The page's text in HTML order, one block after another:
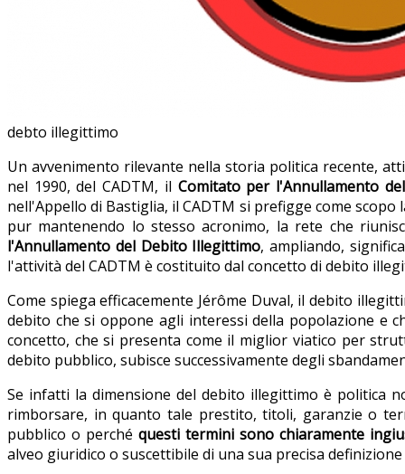
debto illegittimo
Un avvenimento rilevante nella storia politica recente,
nel 1990, del CADTM, il Comitato per l'Annullamento
nell'Appello di Bastiglia, il CADTM si prefigge come
pur mantenendo lo stesso acronimo, la rete che
l'Annullamento del Debito Illegittimo, ampliando,
l'attività del CADTM è costituito dal concetto di debito
Come spiega efficacemente Jérôme Duval, il debito
debito che si oppone agli interessi della popolazione e
concetto, che si presenta come il miglior viatico per
debito pubblico, subisce successivamente degli
Se infatti la dimensione del debito illegittimo è politica
rimborsare, in quanto tale prestito, titoli, garanzie o
pubblico o perché questi termini sono chiaramente
alveo giuridico o suscettibile di una sua precisa